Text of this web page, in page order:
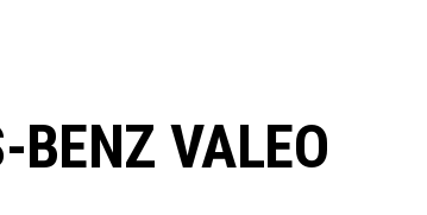
BENZ VALEO